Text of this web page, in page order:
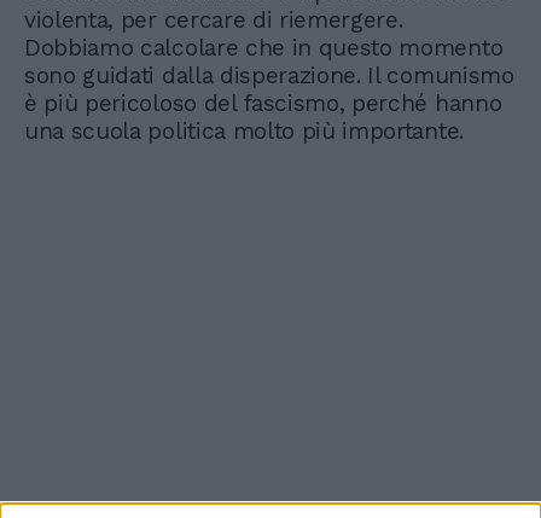
violenta, per cercare di riemergere.
Dobbiamo calcolare che in questo momento
sono guidati dalla disperazione. Il comunismo
è più pericoloso del fascismo, perché hanno
una scuola politica molto più importante.